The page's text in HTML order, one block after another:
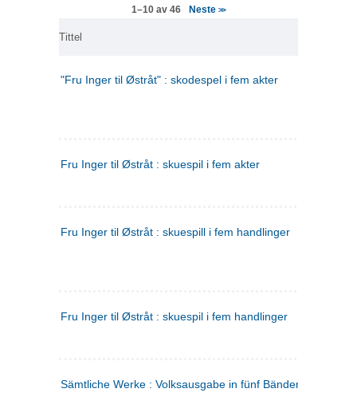
1–10 av 46 Neste>>
Tittel
"Fru Inger til Østråt" : skodespel i fem akter
Fru Inger til Østråt : skuespil i fem akter
Fru Inger til Østråt : skuespill i fem handlinger
Fru Inger til Østråt : skuespil i fem handlinger
Sämtliche Werke : Volksausgabe in fünf Bänden